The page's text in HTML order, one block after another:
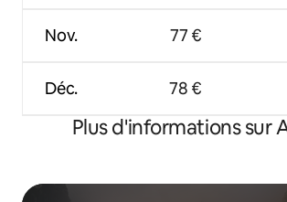
Nov.
Déc.
77 €
78 €
Plus d'informations sur